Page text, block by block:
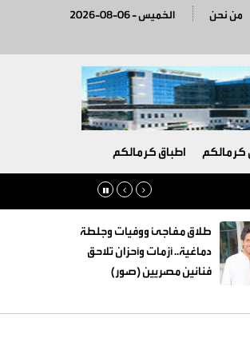
2026-08-06 - الخميس من نحن
اطباق كرمالكم
طلاق مفاجئ ووفيات وجلطة
دماغية.. أزمات وأحزان تلاحق
فنانين مصريين (صور)